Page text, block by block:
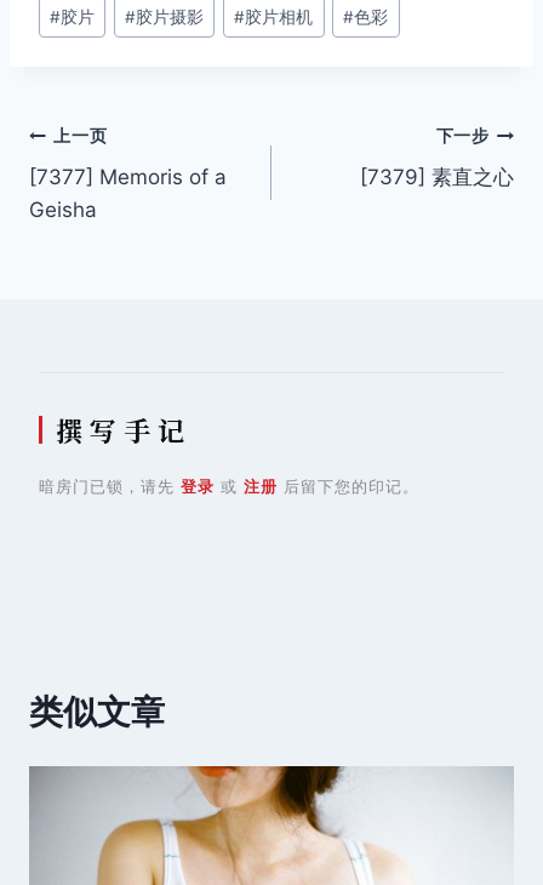
标
#胶片 #胶片摄影 #胶片相机 #色彩
文
章
上一页
[7377] Memoris of a
Geisha
下一步
[7379] 素直之心
撰 写 手 记
暗房门已锁，请先 登录 或 注册 后留下您的印记。
类似文章